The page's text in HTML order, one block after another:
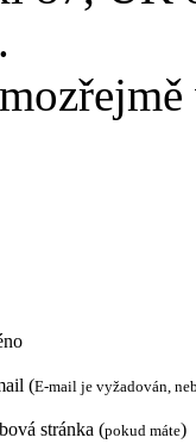
(E-mail je vyžadován,
stránka (pokud máte)